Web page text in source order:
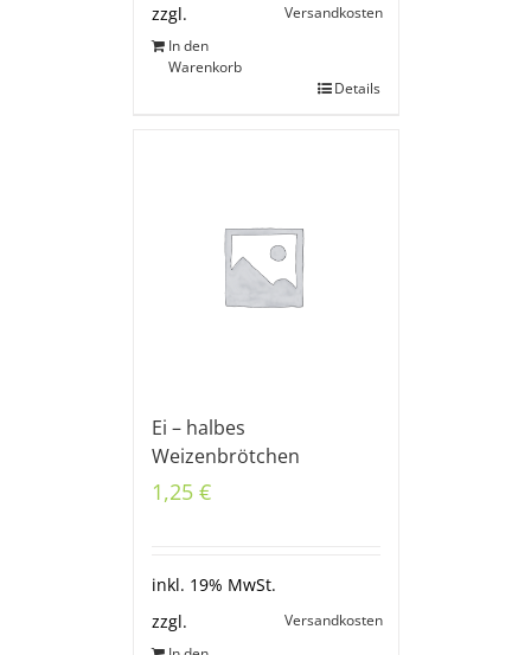
zzgl.
Versandkosten
In den
Warenkorb
Details
Ei – halbes
Weizenbrötchen
1,25 €
inkl. 19% MwSt.
zzgl.
Versandkosten